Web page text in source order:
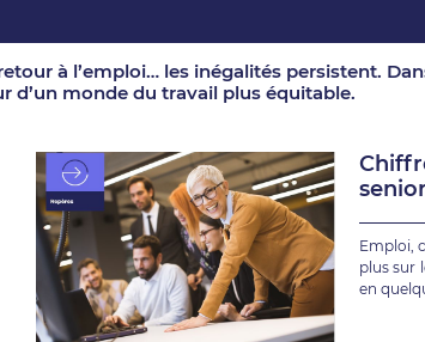
à l’emploi… les inégalités persistent.
d’un monde du travail plus équitable.
Emploi,
plus sur
en